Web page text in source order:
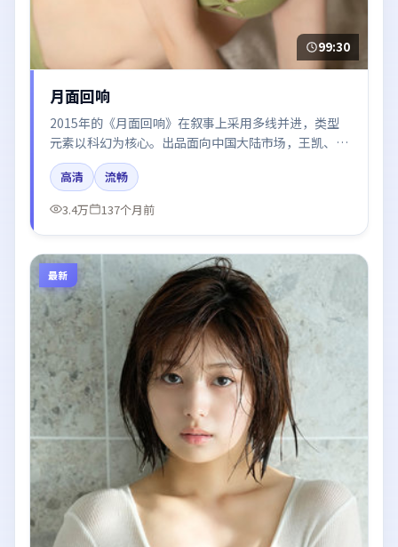
99:30
月面回响
2015年的《月面回响》在叙事上采用多线并进，类型
元素以科幻为核心。出品面向中国大陆市场，王凯、河
正宇、雷佳音、倪妮所饰角色推动关键反转，结尾留白
引发讨论。
高清
流畅
3.4万
137个月前
最新